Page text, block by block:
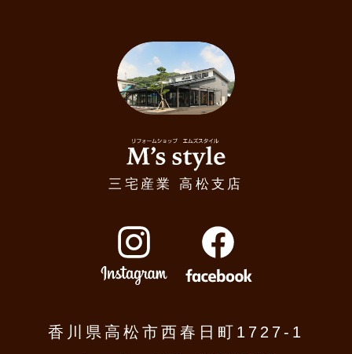
リフォームショップM's style
三宅産業 高松支店
Instagram Facebook
香川県高松市西春日町1727-1